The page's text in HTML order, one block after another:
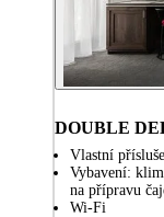
DOUBLE
Vlastní
Vybavení:
na přípravu
Wi-Fi